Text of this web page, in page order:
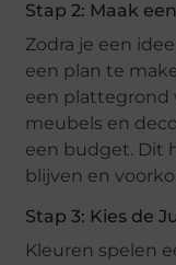
Stap 2: Maak
Zodra je een
een plan te
een plattegrond
meubels en
een budget. Dit
blijven en
Stap 3: Kies de
Kleuren spelen